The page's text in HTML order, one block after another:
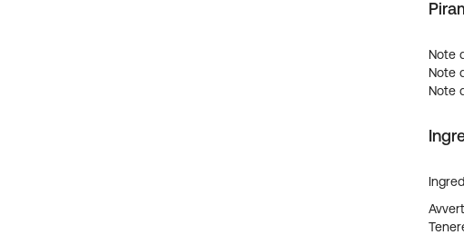
Note
Note
Note